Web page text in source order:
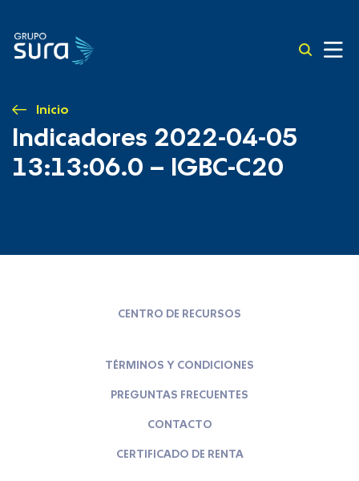
Inicio
Indicadores 2022-04-05
13:13:06.0 – IGBC-C20
CENTRO DE RECURSOS
TÉRMINOS Y CONDICIONES
PREGUNTAS FRECUENTES
CONTACTO
CERTIFICADO DE RENTA